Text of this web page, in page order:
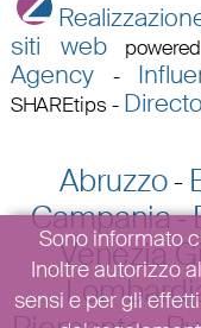
siti web
Agency-
SHAREtips -
Abruzzo-
Campania-
Venezia
Sono informato
Inoltre autorizzo
sensi e per gli